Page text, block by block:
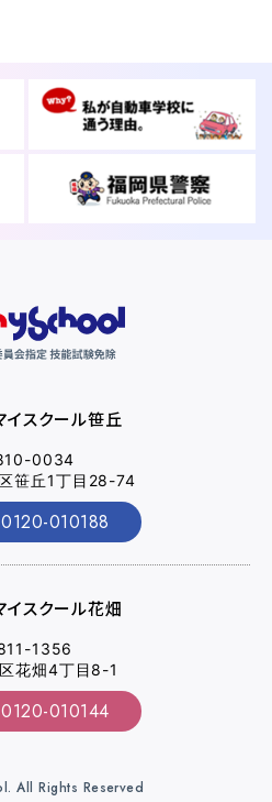
イスクール笹丘
0034
笹丘1丁目28-74
010188
イスクール花畑
1356
花畑4丁目8-1
010144
All Rights Reserved